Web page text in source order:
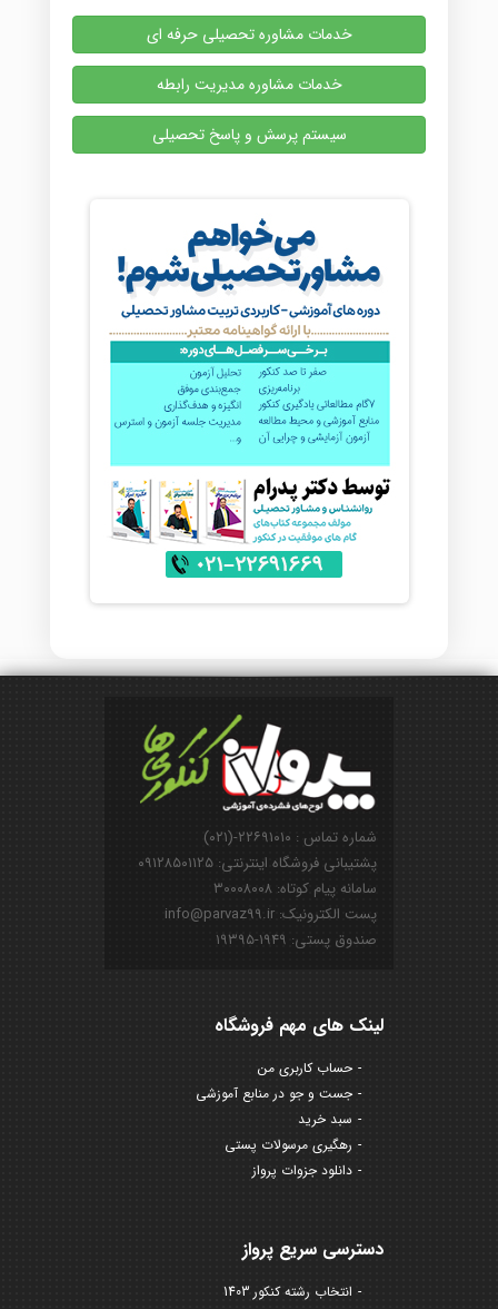
خدمات مشاوره تحصیلی حرفه ای
خدمات مشاوره مدیریت رابطه
سیستم پرسش و پاسخ تحصیلی
شماره تماس : ۲۲۶۹۱۰۱۰-(۰۲۱)
پشتیبانی فروشگاه اینترنتی: ۰۹۱۲۸۵۰۱۱۲۵
سامانه پیام کوتاه: ۳۰۰۰۸۰۰۸
پست الکترونیک: info@parvaz99.ir
صندوق پستی: ۱۹۴۹-۱۹۳۹۵
لینک های مهم فروشگاه
حساب کاربری من
جست و جو در منابع آموزشی
سبد خرید
رهگیری مرسولات پستی
دانلود جزوات پرواز
دسترسی سریع پرواز
انتخاب رشته کنکور 1403